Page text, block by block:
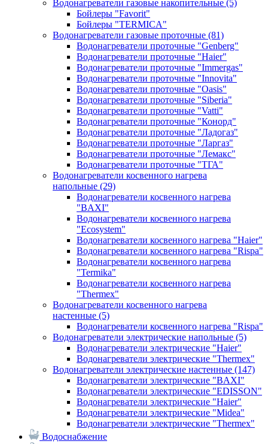
Водонагреватели газовые накопительные (5)
Бойлеры "Favorit"
Бойлеры "TERMICA"
Водонагреватели газовые проточные (81)
Водонагреватели проточные "Genberg"
Водонагреватели проточные "Haier"
Водонагреватели проточные "Immergas"
Водонагреватели проточные "Innovita"
Водонагреватели проточные "Oasis"
Водонагреватели проточные "Siberia"
Водонагреватели проточные "Vatti"
Водонагреватели проточные "Конорд"
Водонагреватели проточные "Ладогаз"
Водонагреватели проточные "Ларгаз"
Водонагреватели проточные "Лемакс"
Водонагреватели проточные "ТГА"
Водонагреватели косвенного нагрева
напольные (29)
Водонагреватели косвенного нагрева
"BAXI"
Водонагреватели косвенного нагрева
"Ecosystem"
Водонагреватели косвенного нагрева "Haier"
Водонагреватели косвенного нагрева "Rispa"
Водонагреватели косвенного нагрева
"Termika"
Водонагреватели косвенного нагрева
"Thermex"
Водонагреватели косвенного нагрева
настенные (5)
Водонагреватели косвенного нагрева "Rispa"
Водонагреватели электрические напольные (5)
Водонагреватели электрические "Haier"
Водонагреватели электрические "Thermex"
Водонагреватели электрические настенные (147)
Водонагреватели электрические "BAXI"
Водонагреватели электрические "EDISSON"
Водонагреватели электрические "Haier"
Водонагреватели электрические "Midea"
Водонагреватели электрические "Thermex"
Водоснабжение